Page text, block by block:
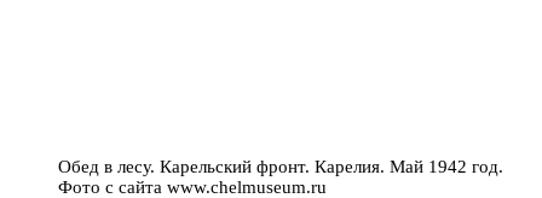
Обед в лесу. Карельский фронт. Карелия. Май 1942 год.
Фото с сайта www.chelmuseum.ru